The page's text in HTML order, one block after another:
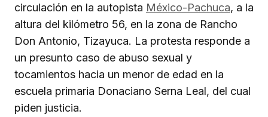
circulación en la autopista México-Pachuca, a la
altura del kilómetro 56, en la zona de Rancho
Don Antonio, Tizayuca. La protesta responde a
un presunto caso de abuso sexual y
tocamientos hacia un menor de edad en la
escuela primaria Donaciano Serna Leal, del cual
piden justicia.